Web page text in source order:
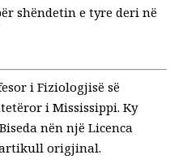
shëndetin e tyre deri në
i Fiziologjisë së
i Mississippi. Ky
Biseda nën një Licenca
origjinal.